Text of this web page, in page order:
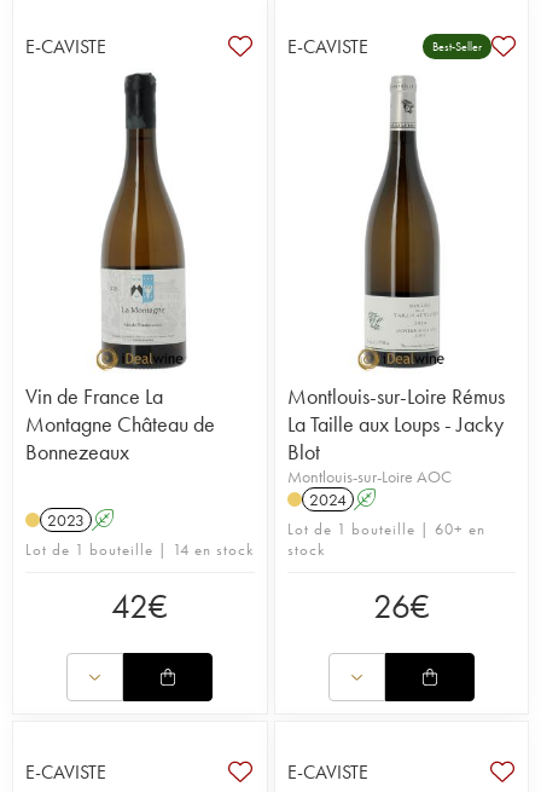
E-CAVISTE
Vin de France La
Montagne Château de
Bonnezeaux
2023 A
Lot de 1 bouteille | 14 en stock
42€
E-CAVISTE Best-Seller
Montlouis-sur-Loire Rémus
La Taille aux Loups - Jacky
Blot
Montlouis-sur-Loire AOC
2024 A
Lot de 1 bouteille | 60+ en
stock
26€
E-CAVISTE E-CAVISTE